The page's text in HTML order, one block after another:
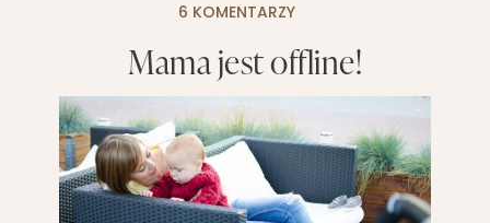
6 KOMENTARZY
Mama jest offline!